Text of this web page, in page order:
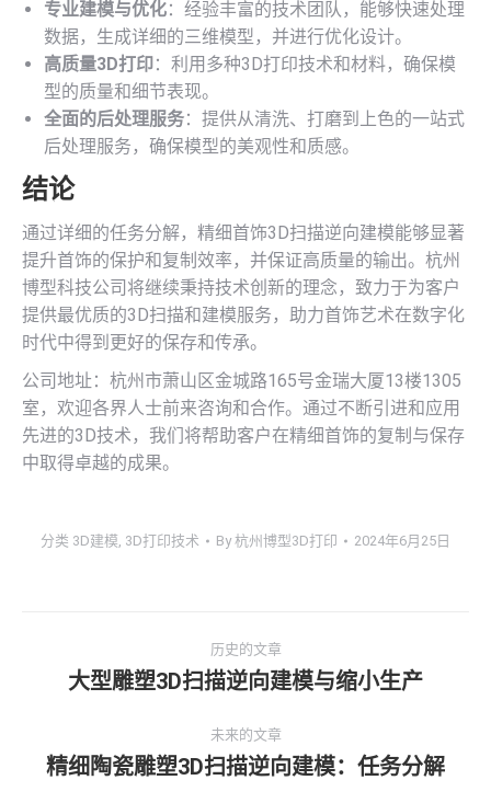
专业建模与优化：经验丰富的技术团队，能够快速处理
数据，生成详细的三维模型，并进行优化设计。
高质量3D打印：利用多种3D打印技术和材料，确保模
型的质量和细节表现。
全面的后处理服务：提供从清洗、打磨到上色的一站式
后处理服务，确保模型的美观性和质感。
结论
通过详细的任务分解，精细首饰3D扫描逆向建模能够显著
提升首饰的保护和复制效率，并保证高质量的输出。杭州
博型科技公司将继续秉持技术创新的理念，致力于为客户
提供最优质的3D扫描和建模服务，助力首饰艺术在数字化
时代中得到更好的保存和传承。
公司地址：杭州市萧山区金城路165号金瑞大厦13楼1305
室，欢迎各界人士前来咨询和合作。通过不断引进和应用
先进的3D技术，我们将帮助客户在精细首饰的复制与保存
中取得卓越的成果。
分类 3D建模, 3D打印技术 By杭州博型3D打印 2024年6月25日
航
历史的文章
历
的
文
大型雕塑3D扫描逆向建模与缩小生产
未来的文章
未
精细陶瓷雕塑3D扫描逆向建模：任务分解